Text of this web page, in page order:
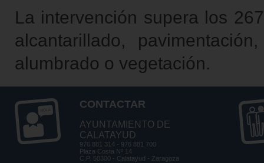
La intervención supera los
alcantarillado,
alumbrado o vegetación.
CONTACTAR
AYUNTAMIENTO DE
CALATAYUD
976 881 314 - 976 881 700
Plaza Costa Nº 14
C.P. 50300 - Calatayud - Zaragoza